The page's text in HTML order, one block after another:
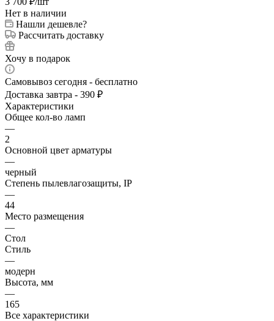
Нет в наличии
Нашли дешевле?
Рассчитать доставку
Хочу в подарок
Самовывоз сегодня - бесплатно
Доставка завтра - 390 ₽
Характеристики
Общее кол-во ламп
—
2
Основной цвет арматуры
—
черный
Степень пылевлагозащиты, IP
—
44
Место размещения
—
Стол
Стиль
—
модерн
Высота, мм
—
165
Все характеристики